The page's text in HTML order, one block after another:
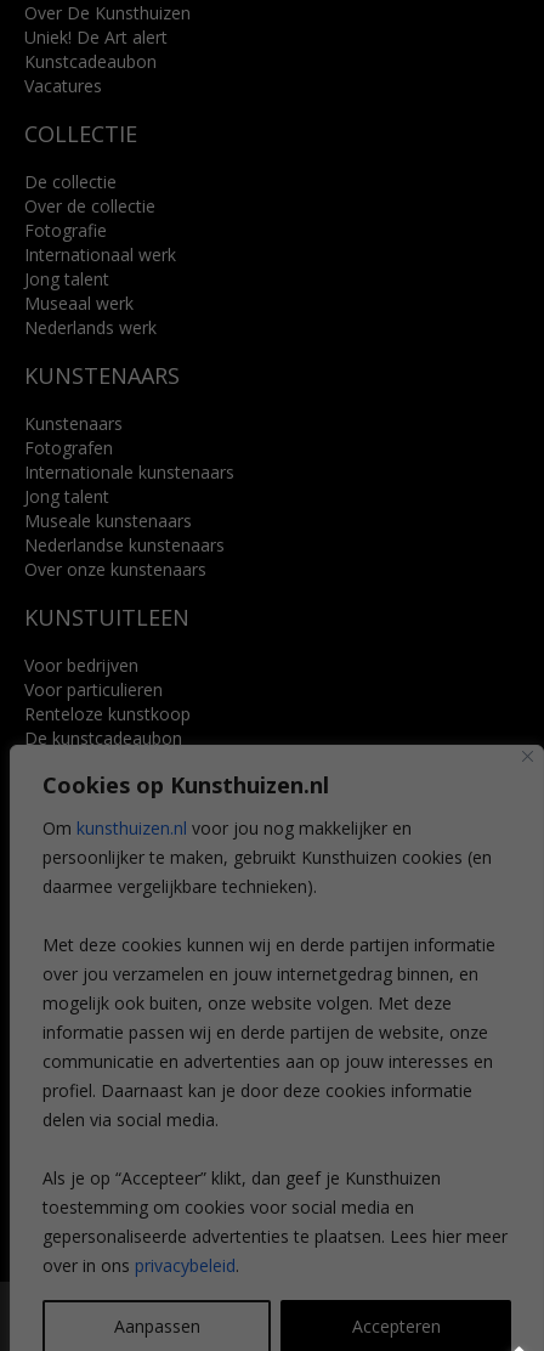
Cookies op Kunsthuizen.nl
Om kunsthuizen.nl voor jou nog makkelijker en
persoonlijker te maken, gebruikt Kunsthuizen cookies (en
daarmee vergelijkbare technieken).
Met deze cookies kunnen wij en derde partijen informatie
over jou verzamelen en jouw internetgedrag binnen, en
mogelijk ook buiten, onze website volgen. Met deze
informatie passen wij en derde partijen de website, onze
communicatie en advertenties aan op jouw interesses en
profiel. Daarnaast kan je door deze cookies informatie
delen via social media.
Als je op “Accepteer” klikt, dan geef je Kunsthuizen
toestemming om cookies voor social media en
gepersonaliseerde advertenties te plaatsen. Lees hier meer
over in ons privacybeleid.
Aanpassen Accepteren
info@kunsthuisbreda.nl
Lees meer
Over De Kunsthuizen
Uniek! De Art alert
Kunstcadeaubon
Vacatures
COLLECTIE
De collectie
Over de collectie
Fotografie
Internationaal werk
Jong talent
Museaal werk
Nederlands werk
KUNSTENAARS
Kunstenaars
Fotografen
Internationale kunstenaars
Jong talent
Museale kunstenaars
Nederlandse kunstenaars
Over onze kunstenaars
KUNSTUITLEEN
Voor bedrijven
Voor particulieren
Renteloze kunstkoop
De kunstcadeaubon
Voordelen
Veelgestelde vragen
CONTACT
Leiden
Amsterdam
Breda
Favorieten
Mijn art alert
NIEUWSBRIEF
© Kunsthuizen 2026 All rights reserved | Disclaimer|
statement
Legit